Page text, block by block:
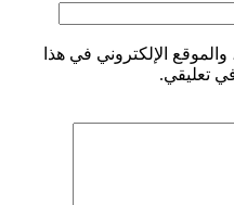
الإلكتروني في هذا
تعليقي.